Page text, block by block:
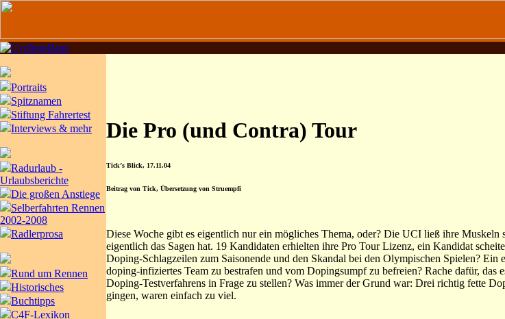
Portraits
Spitznamen
Stiftung Fahrertest
Interviews & mehr
Radurlaub -
Urlaubsberichte
Die großen Anstiege
Selberfahrten Rennen
2002-2008
Radlerprosa
Rund um Rennen
Historisches
Buchtipps
C4F-Lexikon
Die Pro (und Contra) Tour
Tick’s Blick, 17.11.04
Beitrag von Tick, Übersetzung von Struempfi
Diese Woche gibt es eigentlich nur ein mögliches Thema, oder? Die UCI ließ ihre Muskeln
eigentlich das Sagen hat. 19 Kandidaten erhielten ihre Pro Tour Lizenz, ein Kandidat
Doping-Schlagzeilen zum Saisonende und den Skandal bei den Olympischen Spielen? Ein
doping-infiziertes Team zu bestrafen und vom Dopingsumpf zu befreien? Rache dafür, das
Doping-Testverfahrens in Frage zu stellen? Was immer der Grund war: Drei richtig fette
gingen, waren einfach zu viel.